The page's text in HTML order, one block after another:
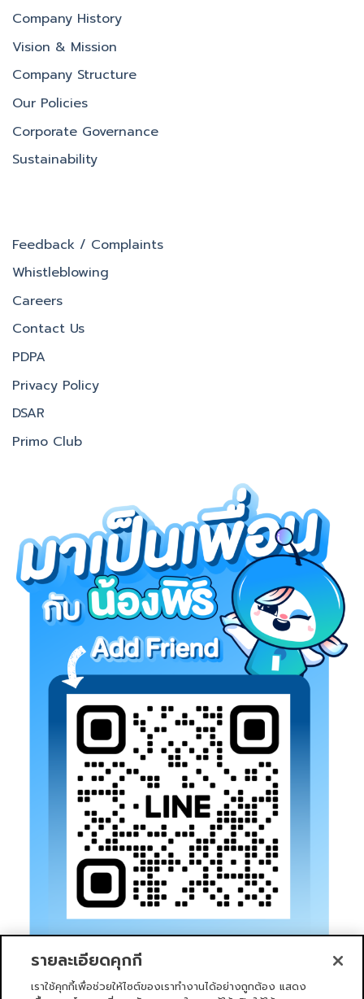
Company History
Vision & Mission
Company Structure
Our Policies
Corporate Governance
Sustainability
Feedback / Complaints
Whistleblowing
Careers
Contact Us
PDPA
Privacy Policy
DSAR
Primo Club
รายละเอียดคุกกี้
เราใช้คุกกี้เพื่อช่วยให้ไซต์ของเราทำงานได้อย่างถูกต้อง แสดง